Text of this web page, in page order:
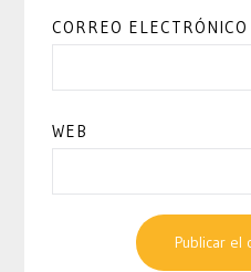
CORREO ELECTRÓNICO
WEB